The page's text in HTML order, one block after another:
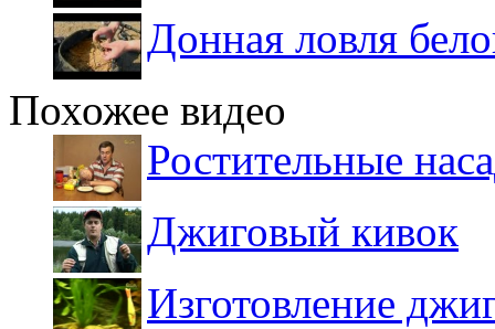
Донная ловля
Похожее видео
Ростительные
Джиговый кивок
Изготовление